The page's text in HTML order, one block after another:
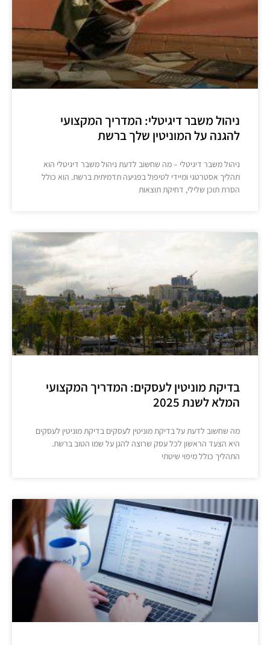
ניהול משבר דיגיטלי: המדריך המקצועי
להגנה על המוניטין שלך ברשת
ניהול משבר דיגיטלי – מה שחשוב לדעת ניהול משבר דיגיטלי הוא
תהליך אסטרטגי ומיידי לטיפול בפגיעה תדמיתית ברשת. הוא כולל
הסרת תוכן שלילי, דחיקת תוצאות
בדיקת מוניטין לעסקים: המדריך המקצועי
המלא לשנת 2025
מה שחשוב לדעת על בדיקת מוניטין לעסקים בדיקת מוניטין לעסקים
היא הצעד הראשון לכל עסק שרוצה להגן על שמו הטוב ברשת.
התהליך כולל מיפוי שיטתי